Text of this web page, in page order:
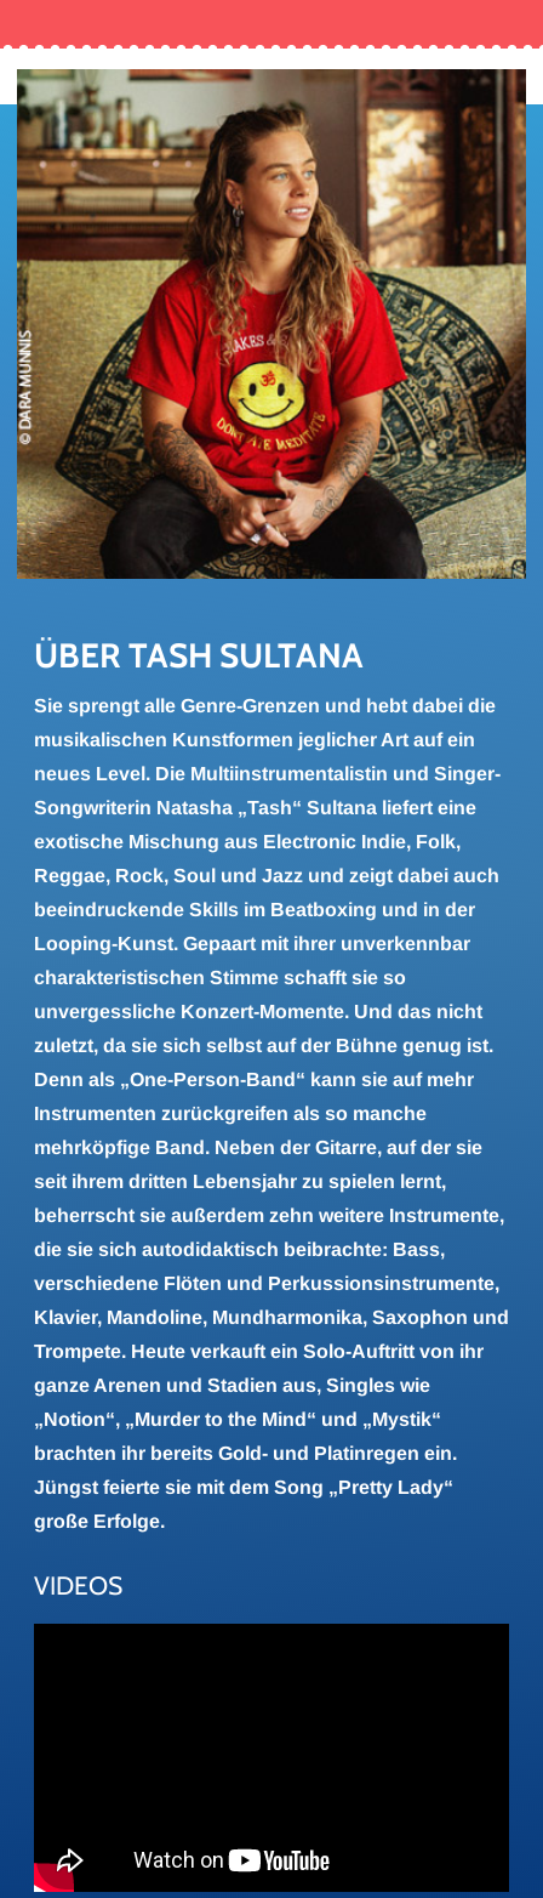
ÜBER TASH SUL­TA­NA
Sie sprengt alle Genre-Grenzen und hebt dabei die
musikalischen Kunstformen jeglicher Art auf ein
neues Level. Die Multiinstrumentalistin und Singer-
Songwriterin Natasha „Tash“ Sultana liefert eine
exotische Mischung aus Electronic Indie, Folk,
Reggae, Rock, Soul und Jazz und zeigt dabei auch
beeindruckende Skills im Beatboxing und in der
Looping-Kunst. Gepaart mit ihrer unverkennbar
charakteristischen Stimme schafft sie so
unvergessliche Konzert-Momente. Und das nicht
zuletzt, da sie sich selbst auf der Bühne genug ist.
Denn als „One-Person-Band“ kann sie auf mehr
Instrumenten zurückgreifen als so manche
mehrköpfige Band. Neben der Gitarre, auf der sie
seit ihrem dritten Lebensjahr zu spielen lernt,
beherrscht sie außerdem zehn weitere Instrumente,
die sie sich autodidaktisch beibrachte: Bass,
verschiedene Flöten und Perkussionsinstrumente,
Klavier, Mandoline, Mundharmonika, Saxophon und
Trompete. Heute verkauft ein Solo-Auftritt von ihr
ganze Arenen und Stadien aus, Singles wie
„Notion“, „Murder to the Mind“ und „Mystik“
brachten ihr bereits Gold- und Platinregen ein.
Jüngst feierte sie mit dem Song „Pretty Lady“
große Erfolge.
VIDEOS